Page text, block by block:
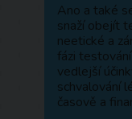
Ano a také
snaží obejít
neetické a
fázi
vedlejší
schvalování
časově a